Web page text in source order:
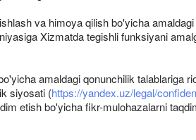
va himoya qilish bo'yicha
Xizmatda tegishli funksiyani
amaldagi qonunchilik talablariga
siyosati (https://yandex.uz/legal/
etish bo'yicha fikr-mulohazalarni